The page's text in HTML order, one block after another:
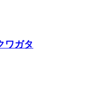
ワガタ